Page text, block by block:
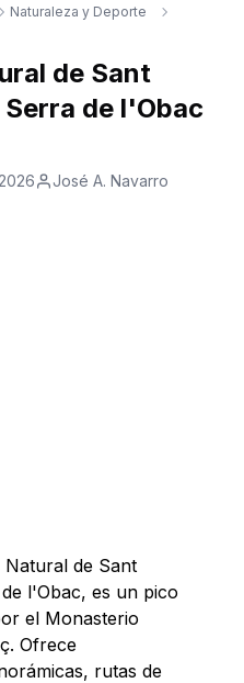
Naturaleza y Deporte
de Sant
de l'Obac
José A. Navarro
de Sant
l'Obac, es un pico
el Monasterio
Ofrece
rutas de